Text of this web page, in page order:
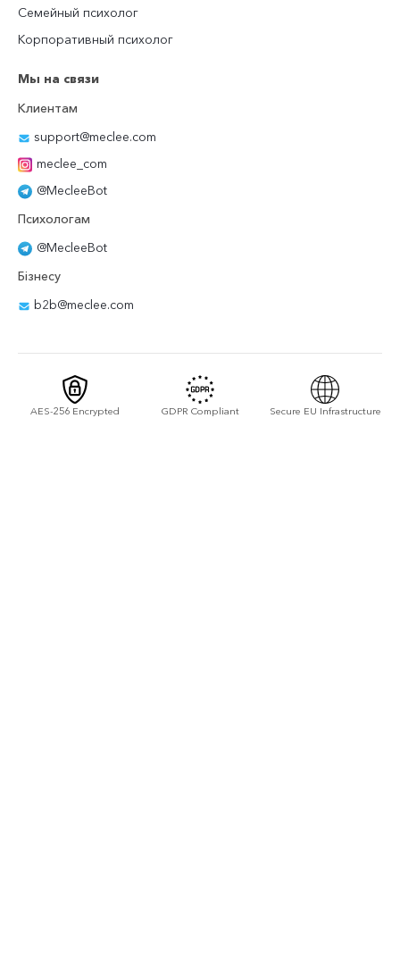
Семейный психолог
Корпоративный психолог
Мы на связи
Клиентам
support@meclee.com
meclee_com
@MecleeBot
Психологам
@MecleeBot
Бізнесу
b2b@meclee.com
AES-256 Encrypted GDPR Compliant Secure EU Infrastructure